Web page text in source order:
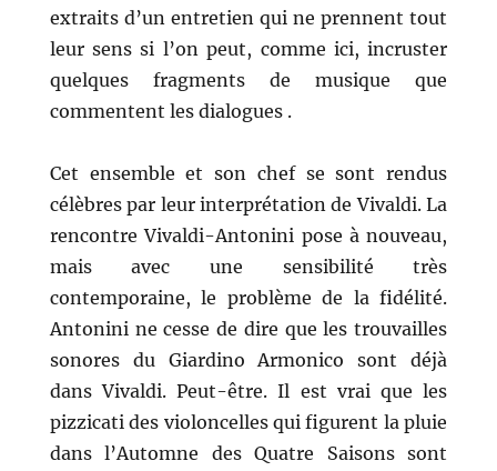
extraits d’un entretien qui ne prennent tout
leur sens si l’on peut, comme ici, incruster
quelques fragments de musique que
commentent les dialogues .
Cet ensemble et son chef se sont rendus
célèbres par leur interprétation de Vivaldi. La
rencontre Vivaldi-Antonini pose à nouveau,
mais avec une sensibilité très
contemporaine, le problème de la fidélité.
Antonini ne cesse de dire que les trouvailles
sonores du Giardino Armonico sont déjà
dans Vivaldi. Peut-être. Il est vrai que les
pizzicati des violoncelles qui figurent la pluie
dans l’Automne des Quatre Saisons sont